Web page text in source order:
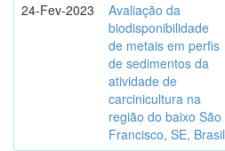
24-Fev-2023
Avaliação da
biodisponibilidade
de metais em perfis
de sedimentos da
atividade de
carcinicultura na
região do baixo São
Francisco, SE, Brasil